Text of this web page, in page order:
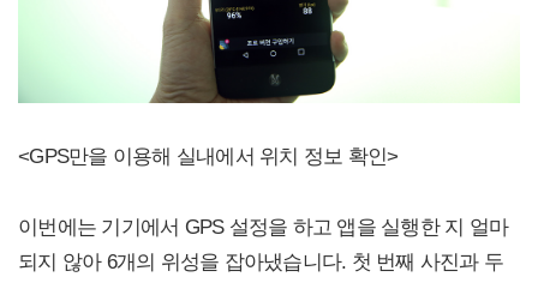
<GPS만을 이용해 실내에서 위치 정보 확인>
이번에는 기기에서 GPS 설정을 하고 앱을 실행한 지 얼마
되지 않아 6개의 위성을 잡아냈습니다. 첫 번째 사진과 두